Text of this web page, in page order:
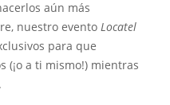
aún más
nuestro evento Locatel
para que
(¡o a ti mismo!) mientras